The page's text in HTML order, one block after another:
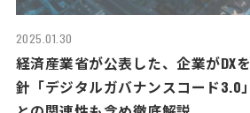
2025.01.30
経済産業省が公表した、企業がDX
針「デジタルガバナンスコード3.0